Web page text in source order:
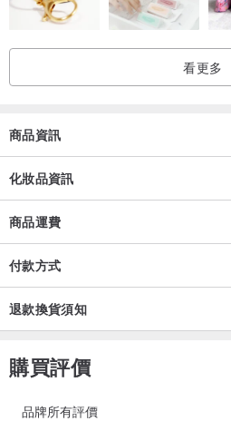
• 2024倫敦設計獎-金獎
看更多
商品資訊
化妝品資訊
商品運費
付款方式
退款換貨須知
購買評價
品牌所有評價